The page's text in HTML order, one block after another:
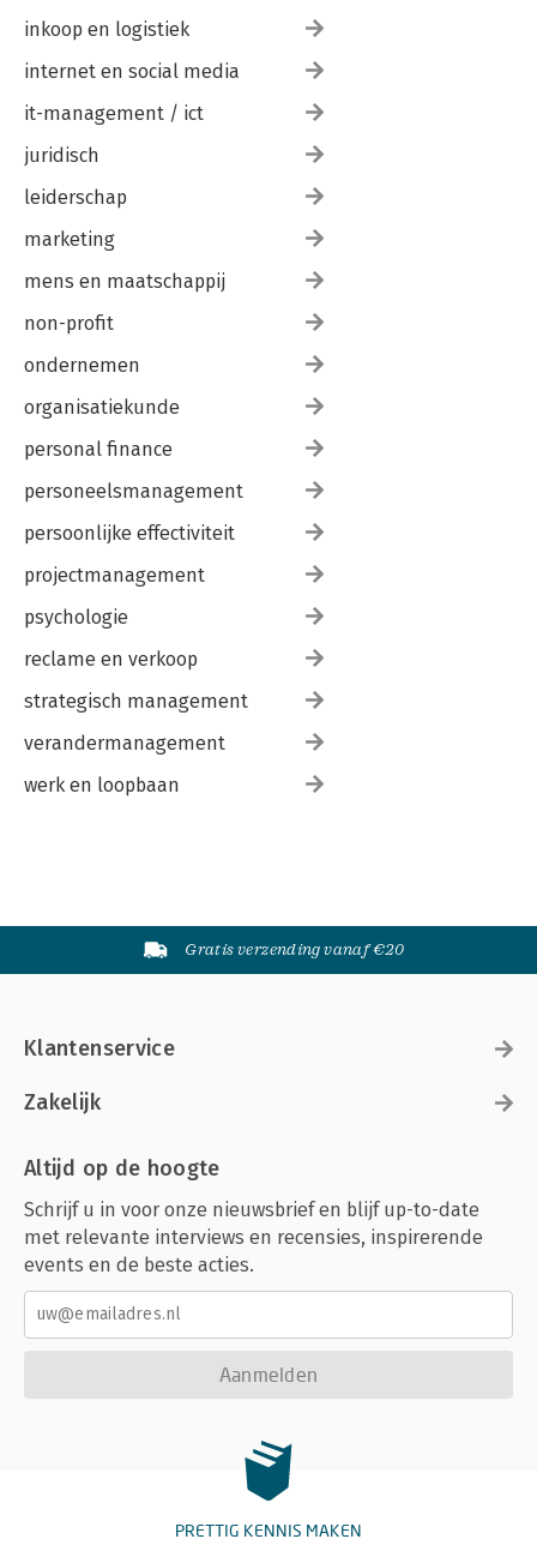
inkoop en logistiek
internet en social media
it-management / ict
juridisch
leiderschap
marketing
mens en maatschappij
non-profit
ondernemen
organisatiekunde
personal finance
personeelsmanagement
persoonlijke effectiviteit
projectmanagement
psychologie
reclame en verkoop
strategisch management
verandermanagement
werk en loopbaan
Gratis verzending vanaf €20
Klantenservice
Zakelijk
Altijd op de hoogte
Schrijf u in voor onze nieuwsbrief en blijf up-to-date
met relevante interviews en recensies, inspirerende
events en de beste acties.
Aanmelden
PRETTIG KENNIS MAKEN